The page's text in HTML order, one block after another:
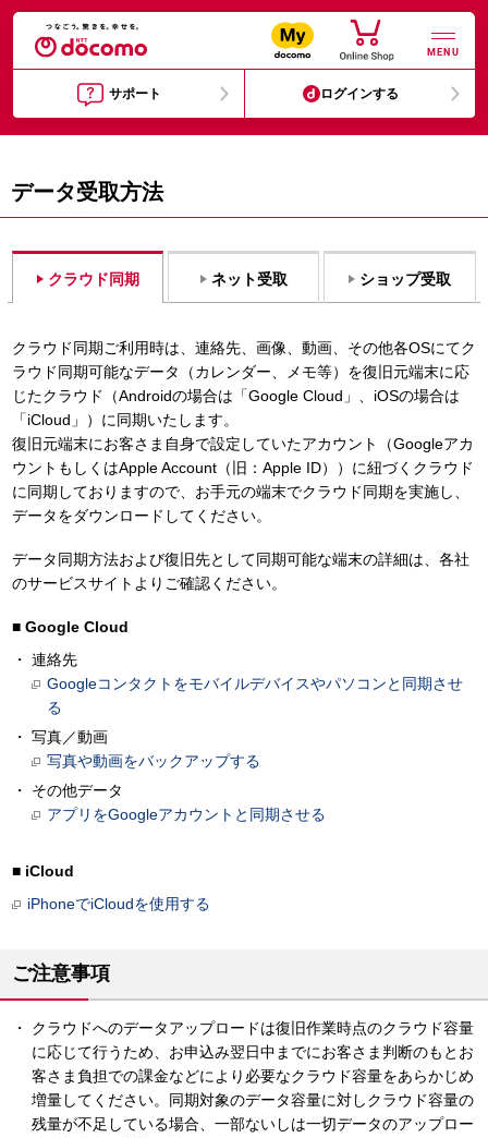
MENU
サポート ログインする
データ受取方法
クラウド同期 ネット受取 ショップ受取
クラウド同期ご利用時は、連絡先、画像、動画、その他各OSにてク
ラウド同期可能なデータ（カレンダー、メモ等）を復旧元端末に応
じたクラウド（Androidの場合は「Google Cloud」、iOSの場合は
「iCloud」）に同期いたします。
復旧元端末にお客さま自身で設定していたアカウント（Googleアカ
ウントもしくはApple Account（旧：Apple ID））に紐づくクラウド
に同期しておりますので、お手元の端末でクラウド同期を実施し、
データをダウンロードしてください。
データ同期方法および復旧先として同期可能な端末の詳細は、各社
のサービスサイトよりご確認ください。
■ Google Cloud
連絡先
Googleコンタクトをモバイルデバイスやパソコンと同期させ
る
写真／動画
写真や動画をバックアップする
その他データ
アプリをGoogleアカウントと同期させる
■ iCloud
iPhoneでiCloudを使用する
ご注意事項
クラウドへのデータアップロードは復旧作業時点のクラウド容量
に応じて行うため、お申込み翌日中までにお客さま判断のもとお
客さま負担での課金などにより必要なクラウド容量をあらかじめ
増量してください。同期対象のデータ容量に対しクラウド容量の
残量が不足している場合、一部ないしは一切データのアップロー